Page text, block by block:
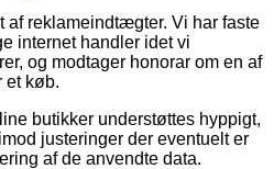
af reklameindtægter. Vi har faste
internet handler idet vi
og modtager honorar om en af
et køb.
butikker understøttes hyppigt,
justeringer der eventuelt er
af de anvendte data.